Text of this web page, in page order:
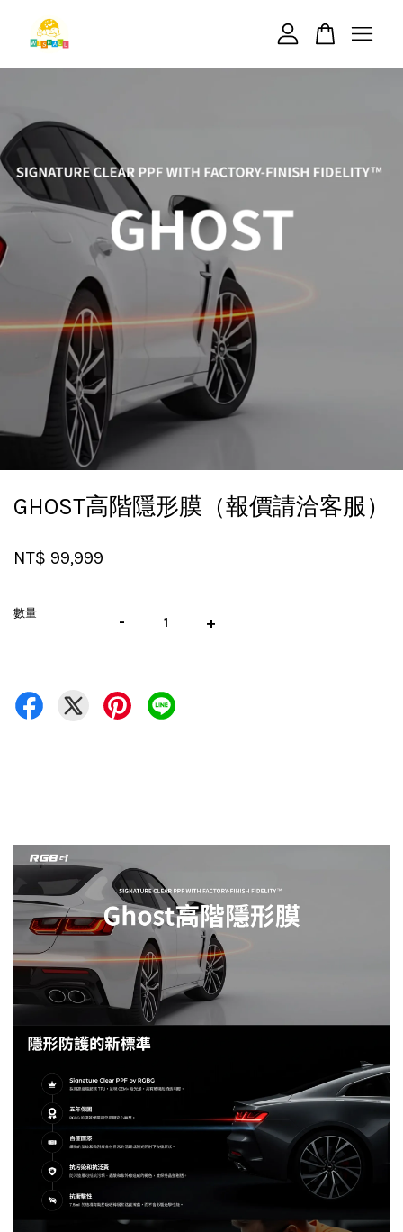
GHOST高階隱形膜（報價請洽客服）
NT$ 99,999
數量 - +